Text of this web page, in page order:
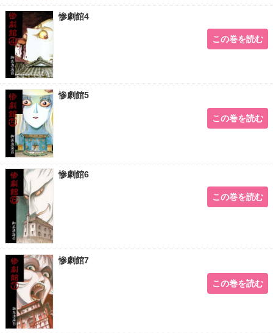
惨劇館4
この巻を読む
惨劇館5
この巻を読む
惨劇館6
この巻を読む
惨劇館7
この巻を読む